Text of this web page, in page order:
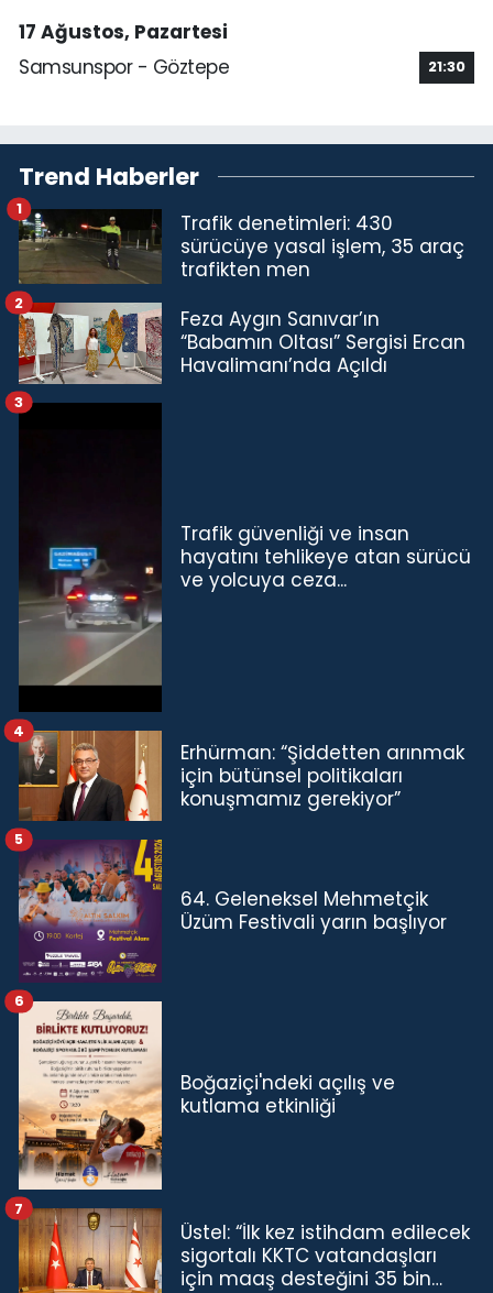
17 Ağustos, Pazartesi
Samsunspor - Göztepe
21:30
Trend Haberler
Trafik denetimleri: 430
sürücüye yasal işlem, 35 araç
trafikten men
1
Feza Aygın Sanıvar’ın
“Babamın Oltası” Sergisi Ercan
Havalimanı’nda Açıldı
2
Trafik güvenliği ve insan
hayatını tehlikeye atan sürücü
ve yolcuya ceza...
3
Erhürman: “Şiddetten arınmak
için bütünsel politikaları
konuşmamız gerekiyor”
4
64. Geleneksel Mehmetçik
Üzüm Festivali yarın başlıyor
5
Boğaziçi'ndeki açılış ve
kutlama etkinliği
6
Üstel: “İlk kez istihdam edilecek
sigortalı KKTC vatandaşları
için maaş desteğini 35 bin
7